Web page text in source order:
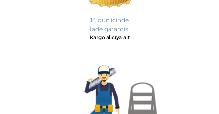
14 gün içinde
İade garantisi
Kargo alıcıya ait